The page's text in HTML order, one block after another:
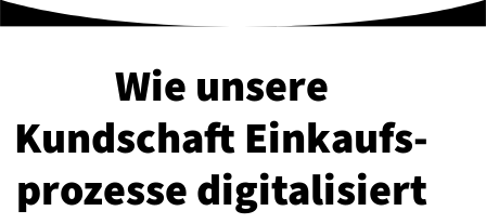
Wie unsere
Kundschaft Ein­kaufs­
pro­zes­se di­gi­ta­li­siert